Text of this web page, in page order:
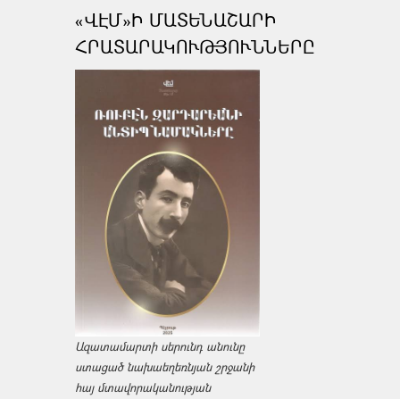
«ՎԷՄ»Ի ՄԱՏԵՆԱՇԱՐԻ
ՀՐԱՏԱՐԱԿՈՒԹՅՈՒՆՆԵՐԸ
Ազատամարտի սերունդ անունը
ստացած նախաեղեռնյան շրջանի
հայ մտավորականության